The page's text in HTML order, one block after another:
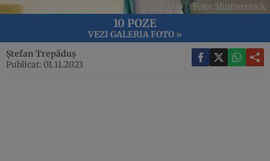
Foto: Shutterstock
10 POZE
VEZI GALERIA FOTO »
Ștefan Trepăduș
Publicat: 01.11.2023